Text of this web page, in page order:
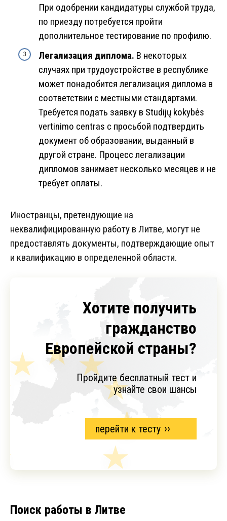
При одобрении кандидатуры службой труда,
по приезду потребуется пройти
дополнительное тестирование по профилю.
Легализация диплома. В некоторых
случаях при трудоустройстве в республике
может понадобится легализация диплома в
соответствии с местными стандартами.
Требуется подать заявку в Studijų kokybės
vertinimo centras с просьбой подтвердить
документ об образовании, выданный в
другой стране. Процесс легализации
дипломов занимает несколько месяцев и не
требует оплаты.
Иностранцы, претендующие на
неквалифицированную работу в Литве, могут не
предоставлять документы, подтверждающие опыт
и квалификацию в определенной области.
Хотите получить
гражданство
Европейской страны?
Пройдите бесплатный тест и
узнайте свои шансы
перейти к тесту
Поиск работы в Литве